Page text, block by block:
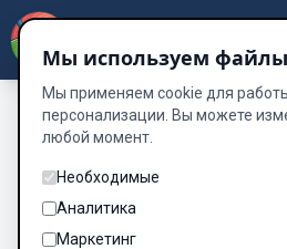
Серце звезды
Автор: Альона Лановська
Мы используем
Мы применяем cookie для
персонализации. Вы можете
любой момент.
Необходимые
Аналитика
Маркетинг